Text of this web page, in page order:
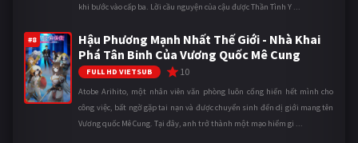
khi bước vào cấp ba. Lời cầu nguyện của cậu được Thần Tình Y ...
#8
Hậu Phương Mạnh Nhất Thế Giới - Nhà Khai
Phá Tân Binh Của Vương Quốc Mê Cung
FULL HD VIETSUB 10
Atobe Arihito, một nhân viên văn phòng luôn cống hiến hết mình cho
công việc, bất ngờ gặp tai nạn và được chuyển sinh đến dị giới mang tên
Vương quốc Mê Cung. Tại đây, anh trở thành một mạo hiểm gi ...